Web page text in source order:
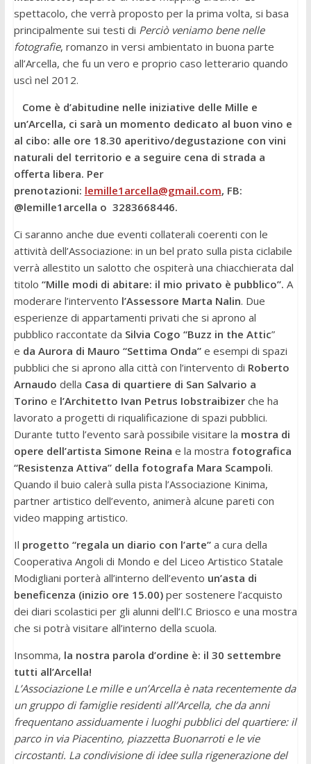
spettacolo, che verrà proposto per la prima volta, si basa
principalmente sui testi di Perciò veniamo bene nelle
fotografie, romanzo in versi ambientato in buona parte
all’Arcella, che fu un vero e proprio caso letterario quando
uscì nel 2012.
Come è d’abitudine nelle iniziative delle Mille e
un’Arcella, ci sarà un momento dedicato al buon vino e
al cibo: alle ore 18.30 aperitivo/degustazione con vini
naturali del territorio e a seguire cena di strada a
offerta libera. Per
prenotazioni: lemille1arcella@gmail.com, FB:
@lemille1arcella o 3283668446.
Ci saranno anche due eventi collaterali coerenti con le
attività dell’Associazione: in un bel prato sulla pista ciclabile
verrà allestito un salotto che ospiterà una chiacchierata dal
titolo “Mille modi di abitare: il mio privato è pubblico”. A
moderare l’intervento l’Assessore Marta Nalin. Due
esperienze di appartamenti privati che si aprono al
pubblico raccontate da Silvia Cogo “Buzz in the Attic”
e da Aurora di Mauro “Settima Onda” e esempi di spazi
pubblici che si aprono alla città con l’intervento di Roberto
Arnaudo della Casa di quartiere di San Salvario a
Torino e l’Architetto Ivan Petrus Iobstraibizerche ha
lavorato a progetti di riqualificazione di spazi pubblici.
Durante tutto l’evento sarà possibile visitare la mostra di
opere dell’artista Simone Reina e la mostra fotografica
“Resistenza Attiva” della fotografa Mara Scampoli.
Quando il buio calerà sulla pista l’Associazione Kinima,
partner artistico dell’evento, animerà alcune pareti con
video mapping artistico.
Il progetto “regala un diario con l’arte” a cura della
Cooperativa Angoli di Mondo e del Liceo Artistico Statale
Modigliani porterà all’interno dell’evento un’asta di
beneficenza (inizio ore 15.00)per sostenere l’acquisto
dei diari scolastici per gli alunni dell’I.C Briosco e una mostra
che si potrà visitare all’interno della scuola.
Insomma, la nostra parola d’ordine è: il 30 settembre
tutti all’Arcella!
L’Associazione Le mille e un’Arcellaè nata recentemente da
un gruppo di famiglie residenti all’Arcella, che da anni
frequentano assiduamente i luoghi pubblici del quartiere: il
parco in via Piacentino, piazzetta Buonarroti e le vie
circostanti. La condivisione di idee sulla rigenerazione del